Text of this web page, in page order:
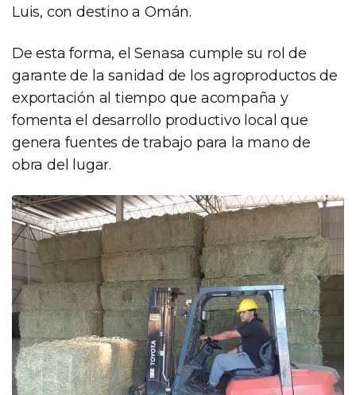
Luis, con destino a Omán.
De esta forma, el Senasa cumple su rol de
garante de la sanidad de los agroproductos de
exportación al tiempo que acompaña y
fomenta el desarrollo productivo local que
genera fuentes de trabajo para la mano de
obra del lugar.